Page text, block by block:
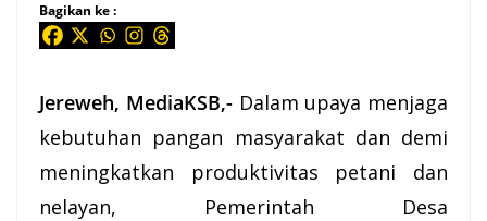
Bagikan ke :
Jereweh, MediaKSB,- Dalam upaya menjaga
kebutuhan pangan masyarakat dan demi
meningkatkan produktivitas petani dan
nelayan, Pemerintah Desa